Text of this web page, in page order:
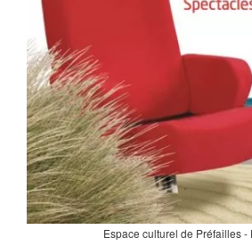
Espace culturel de Préfailles -